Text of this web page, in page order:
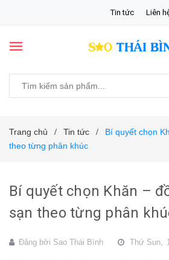
Tin tức Liên
Trang chủ / Tin tức /
Bí quyết chọn
theo từng phân khúc
Bí quyết chọn Khăn –
sạn theo từng phân
Đăng bởi Sao Thái Bình Thứ Sun,